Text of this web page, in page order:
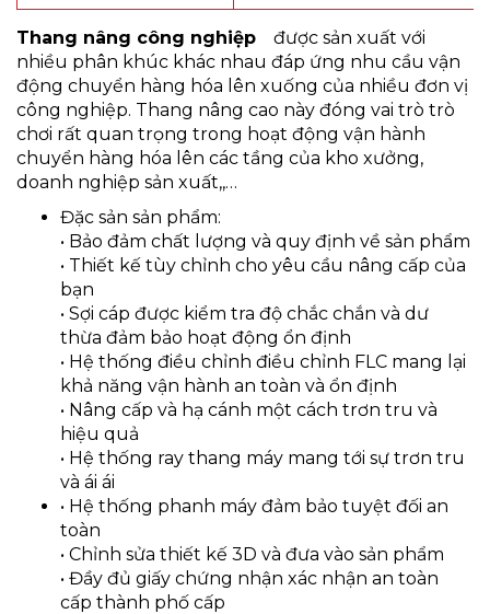
Thang nâng công nghiệp được sản xuất với
nhiều phân khúc khác nhau đáp ứng nhu cầu vận
động chuyển hàng hóa lên xuống của nhiều đơn vị
công nghiệp. Thang nâng cao này đóng vai trò trò
chơi rất quan trọng trong hoạt động vận hành
chuyển hàng hóa lên các tầng của kho xưởng,
doanh nghiệp sản xuất,,…
Đặc sản sản phẩm:
• Bảo đảm chất lượng và quy định về sản phẩm
• Thiết kế tùy chỉnh cho yêu cầu nâng cấp của
bạn
• Sợi cáp được kiểm tra độ chắc chắn và dư
thừa đảm bảo hoạt động ổn định
• Hệ thống điều chỉnh điều chỉnh FLC mang lại
khả năng vận hành an toàn và ổn định
• Nâng cấp và hạ cánh một cách trơn tru và
hiệu quả
• Hệ thống ray thang máy mang tới sự trơn tru
và ái ái
• Hệ thống phanh máy đảm bảo tuyệt đối an
toàn
• Chỉnh sửa thiết kế 3D và đưa vào sản phẩm
• Đầy đủ giấy chứng nhận xác nhận an toàn
cấp thành phố cấp